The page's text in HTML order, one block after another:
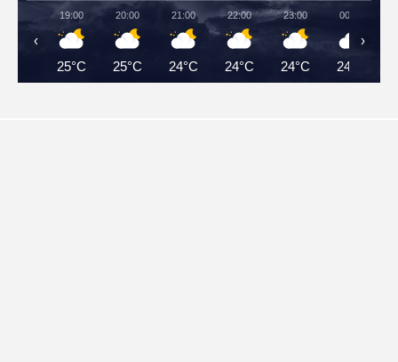
19:00
25°C
20:00
25°C
21:00
24°C
22:00
24°C
23:00
24°C
00:00
24°C
‹ ›